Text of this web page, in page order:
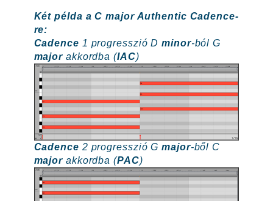
Két példa a C major Authentic Cadence-
re:
Cadence 1 progresszió Dminor-ból G
major akkordba (IAC)
Cadence 2 progresszió Gmajor-ből C
major akkordba (PAC)